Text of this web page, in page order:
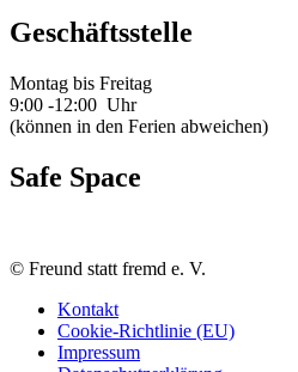
Geschäftsstelle
Montag bis Freitag
9:00 -12:00 Uhr
(können in den Ferien abweichen)
Safe Space
© Freund statt fremd e. V.
Kontakt
Cookie-Richtlinie (EU)
Impressum